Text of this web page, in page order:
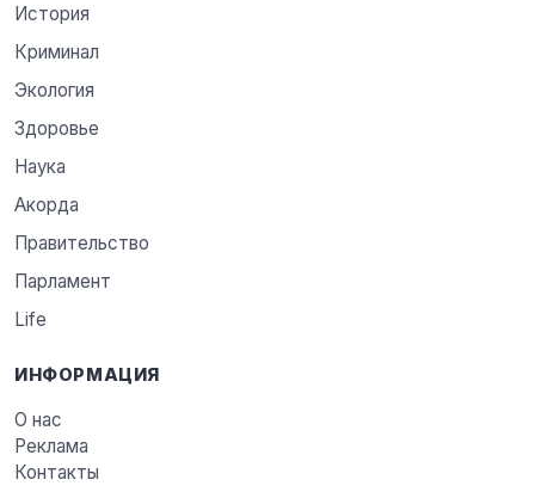
История
Криминал
Экология
Здоровье
Наука
Акорда
Правительство
Парламент
Life
ИНФОРМАЦИЯ
О нас
Реклама
Контакты